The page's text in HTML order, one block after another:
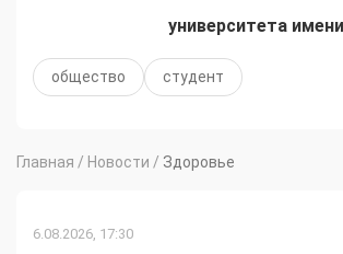
университета
общество студент
Главная / Новости / Здоровье
6.08.2026, 17:30